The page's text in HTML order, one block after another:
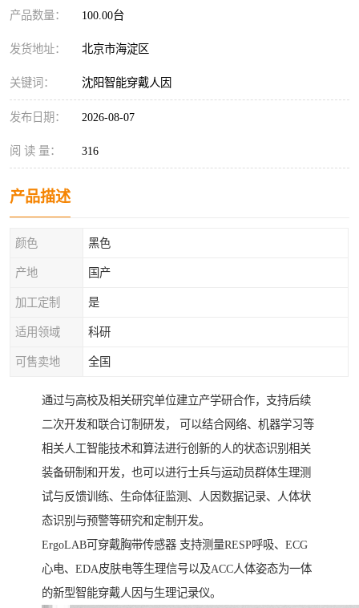
产品数量： 100.00台
发货地址： 北京市海淀区
关键词： 沈阳智能穿戴人因
发布日期： 2026-08-07
阅 读 量： 316
产品描述
颜色 黑色
产地 国产
加工定制 是
适用领域 科研
可售卖地 全国
通过与高校及相关研究单位建立产学研合作，支持后续
二次开发和联合订制研发， 可以结合网络、机器学习等
相关人工智能技术和算法进行创新的人的状态识别相关
装备研制和开发，也可以进行士兵与运动员群体生理测
试与反馈训练、生命体征监测、人因数据记录、人体状
态识别与预警等研究和定制开发。
ErgoLAB可穿戴胸带传感器 支持测量RESP呼吸、ECG
心电、EDA皮肤电等生理信号以及ACC人体姿态为一体
的新型智能穿戴人因与生理记录仪。